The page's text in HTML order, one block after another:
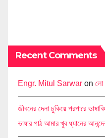
Recent Comments
Engr. Mitul Sarwar on লো
জীবনের দেনা চুকিয়ে পরপারে
ভাষার পাঠ আমার খুব ধ্যানের